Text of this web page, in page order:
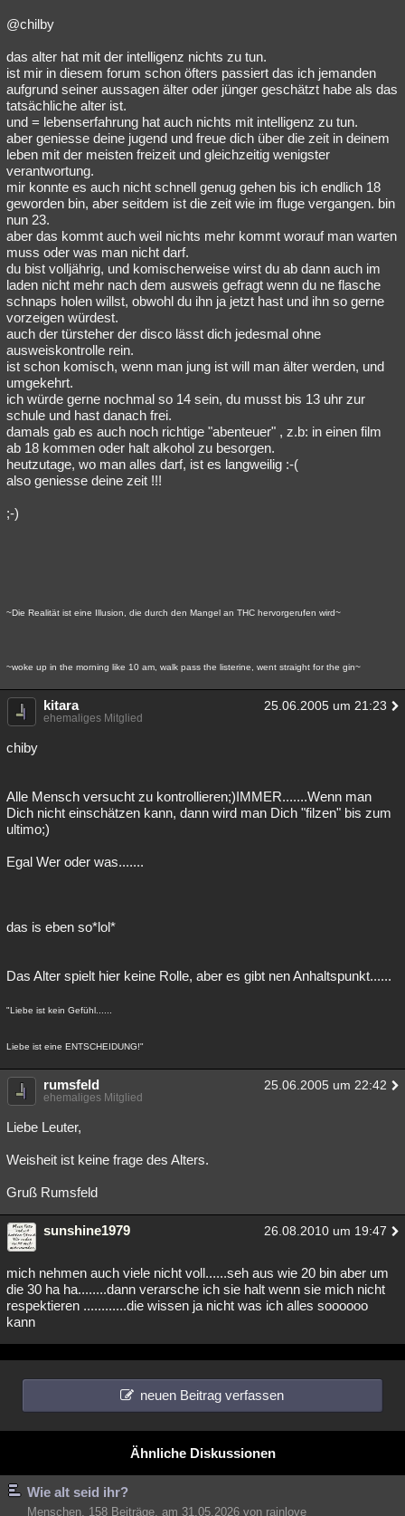
@chilby
das alter hat mit der intelligenz nichts zu tun.
ist mir in diesem forum schon öfters passiert das ich jemanden
aufgrund seiner aussagen älter oder jünger geschätzt habe als das
tatsächliche alter ist.
und = lebenserfahrung hat auch nichts mit intelligenz zu tun.
aber geniesse deine jugend und freue dich über die zeit in deinem
leben mit der meisten freizeit und gleichzeitig wenigster
verantwortung.
mir konnte es auch nicht schnell genug gehen bis ich endlich 18
geworden bin, aber seitdem ist die zeit wie im fluge vergangen. bin
nun 23.
aber das kommt auch weil nichts mehr kommt worauf man warten
muss oder was man nicht darf.
du bist volljährig, und komischerweise wirst du ab dann auch im
laden nicht mehr nach dem ausweis gefragt wenn du ne flasche
schnaps holen willst, obwohl du ihn ja jetzt hast und ihn so gerne
vorzeigen würdest.
auch der türsteher der disco lässt dich jedesmal ohne
ausweiskontrolle rein.
ist schon komisch, wenn man jung ist will man älter werden, und
umgekehrt.
ich würde gerne nochmal so 14 sein, du musst bis 13 uhr zur
schule und hast danach frei.
damals gab es auch noch richtige "abenteuer" , z.b: in einen film
ab 18 kommen oder halt alkohol zu besorgen.
heutzutage, wo man alles darf, ist es langweilig :-(
also geniesse deine zeit !!!
;-)
~Die Realität ist eine Illusion, die durch den Mangel an THC hervorgerufen wird~
~woke up in the morning like 10 am, walk pass the listerine, went straight for the gin~
kitara 25.06.2005 um 21:23
ehemaliges Mitglied
chiby
Alle Mensch versucht zu kontrollieren;)IMMER.......Wenn man
Dich nicht einschätzen kann, dann wird man Dich "filzen" bis zum
ultimo;)
Egal Wer oder was.......
das is eben so*lol*
Das Alter spielt hier keine Rolle, aber es gibt nen Anhaltspunkt......
"Liebe ist kein Gefühl......
Liebe ist eine ENTSCHEIDUNG!"
rumsfeld 25.06.2005 um 22:42
ehemaliges Mitglied
Liebe Leuter,
Weisheit ist keine frage des Alters.
Gruß Rumsfeld
sunshine1979 26.08.2010 um 19:47
mich nehmen auch viele nicht voll......seh aus wie 20 bin aber um
die 30 ha ha........dann verarsche ich sie halt wenn sie mich nicht
respektieren ............die wissen ja nicht was ich alles soooooo
kann
neuen Beitrag verfassen
Ähnliche Diskussionen
Wie alt seid ihr?
Menschen, 158 Beiträge, am 31.05.2026 von rainlove